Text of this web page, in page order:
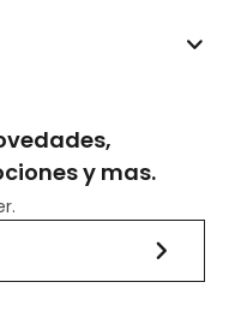
y mas.